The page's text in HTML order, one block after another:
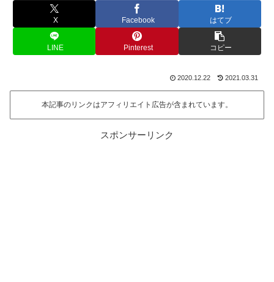
X Facebook はてブ
LINE Pinterest コピー
2020.12.22 2021.03.31
本記事のリンクはアフィリエイト広告が含まれています。
スポンサーリンク